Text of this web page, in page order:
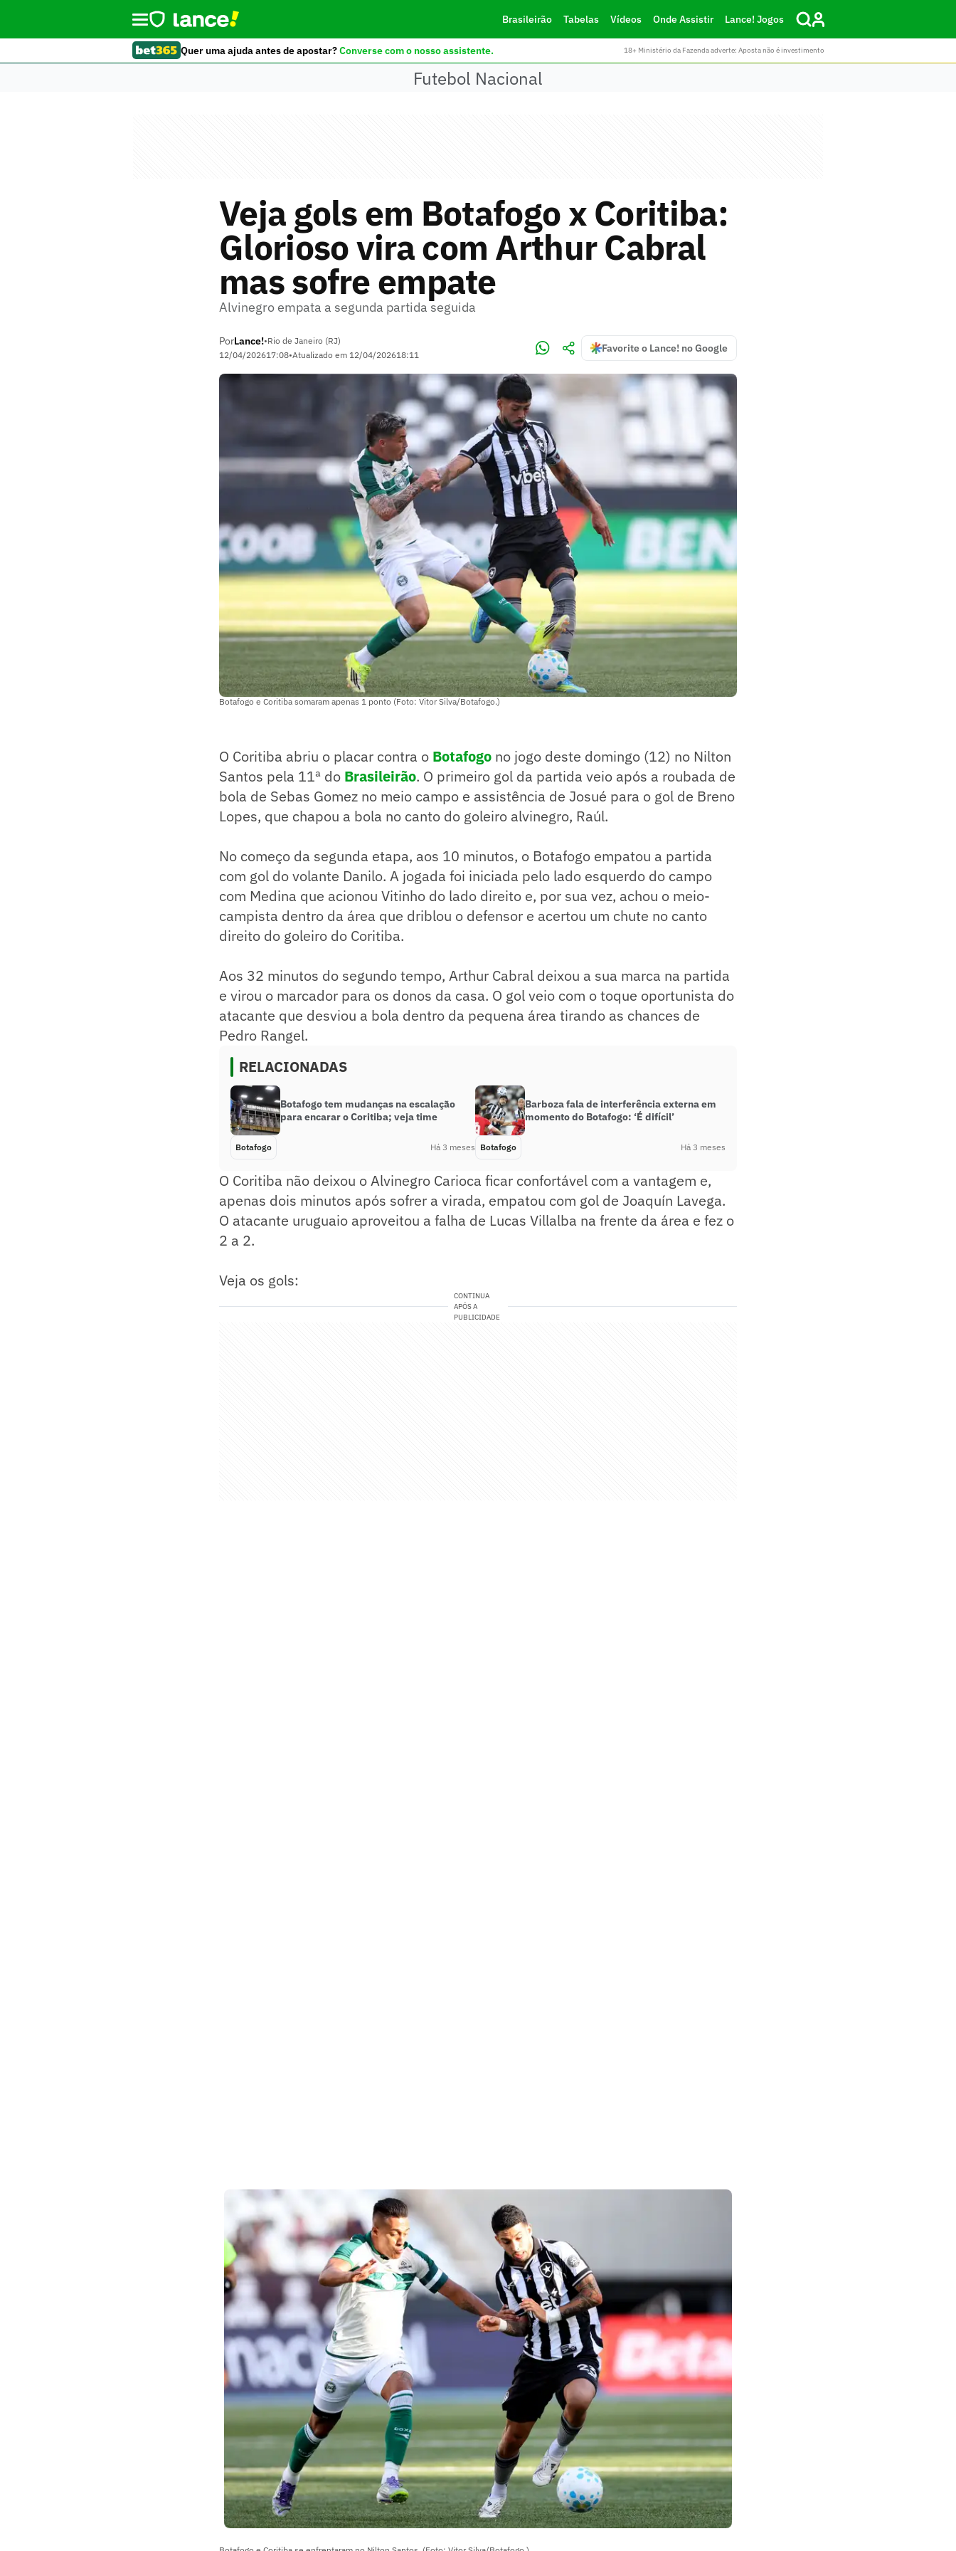
Brasileirão Tabelas Vídeos Onde Assistir Lance! Jogos
Quer uma ajuda antes de apostar?Converse com o nosso assistente. 18+ Ministério da Fazenda adverte: Aposta não é investimento
Futebol Nacional
Veja gols em Botafogo x Coritiba:
Glorioso vira com Arthur Cabral
mas sofre empate
Alvinegro empata a segunda partida seguida
PorLance!•Rio de Janeiro (RJ)
12/04/202617:08•Atualizado em 12/04/202618:11
Favorite o Lance! no Google
Botafogo e Coritiba somaram apenas 1 ponto (Foto: Vitor Silva/Botafogo.)
O Coritiba abriu o placar contra o Botafogo no jogo deste domingo (12) no Nilton
Santos pela 11ª do Brasileirão. O primeiro gol da partida veio após a roubada de
bola de Sebas Gomez no meio campo e assistência de Josué para o gol de Breno
Lopes, que chapou a bola no canto do goleiro alvinegro, Raúl.
No começo da segunda etapa, aos 10 minutos, o Botafogo empatou a partida
com gol do volante Danilo. A jogada foi iniciada pelo lado esquerdo do campo
com Medina que acionou Vitinho do lado direito e, por sua vez, achou o meio-
campista dentro da área que driblou o defensor e acertou um chute no canto
direito do goleiro do Coritiba.
Aos 32 minutos do segundo tempo, Arthur Cabral deixou a sua marca na partida
e virou o marcador para os donos da casa. O gol veio com o toque oportunista do
atacante que desviou a bola dentro da pequena área tirando as chances de
Pedro Rangel.
RELACIONADAS
Botafogo tem mudanças na escalação
para encarar o Coritiba; veja time
Botafogo Há 3 meses
Barboza fala de interferência externa em
momento do Botafogo: ‘É difícil’
Botafogo Há 3 meses
O Coritiba não deixou o Alvinegro Carioca ficar confortável com a vantagem e,
apenas dois minutos após sofrer a virada, empatou com gol de Joaquín Lavega.
O atacante uruguaio aproveitou a falha de Lucas Villalba na frente da área e fez o
2 a 2.
Veja os gols:
CONTINUA
APÓS A
PUBLICIDADE